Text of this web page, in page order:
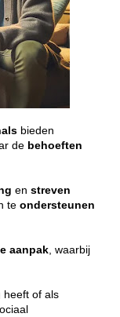
bieden
de behoeften
en streven
te ondersteunen
aanpak , waarbij
heeft of als